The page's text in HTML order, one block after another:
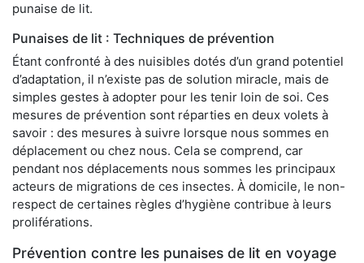
punaise de lit.
Punaises de lit : Techniques de prévention
Étant confronté à des nuisibles dotés d’un grand potentiel
d’adaptation, il n’existe pas de solution miracle, mais de
simples gestes à adopter pour les tenir loin de soi. Ces
mesures de prévention sont réparties en deux volets à
savoir : des mesures à suivre lorsque nous sommes en
déplacement ou chez nous. Cela se comprend, car
pendant nos déplacements nous sommes les principaux
acteurs de migrations de ces insectes. À domicile, le non-
respect de certaines règles d’hygiène contribue à leurs
proliférations.
Prévention contre les punaises de lit en voyage